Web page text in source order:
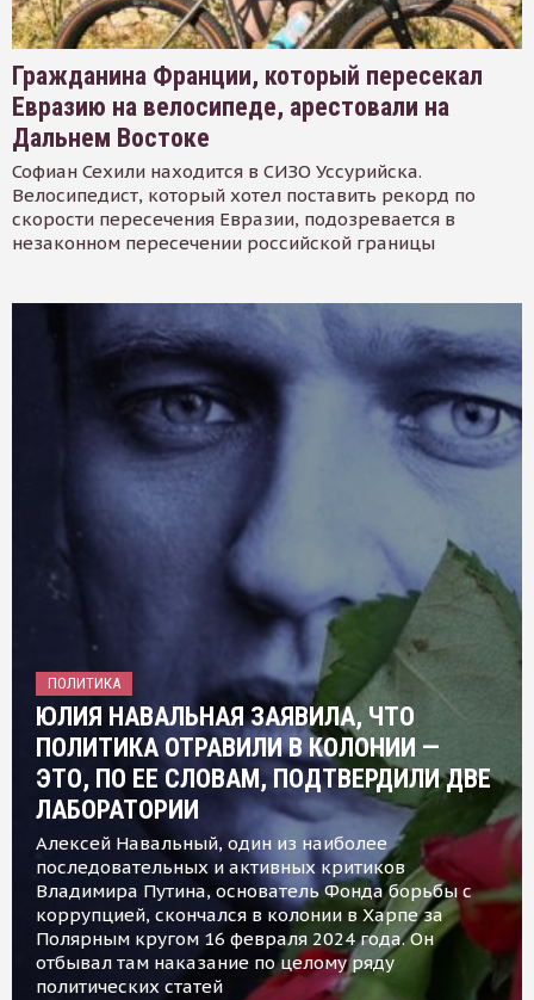
Гражданина Франции, который пересекал
Евразию на велосипеде, арестовали на
Дальнем Востоке
Софиан Сехили находится в СИЗО Уссурийска.
Велосипедист, который хотел поставить рекорд по
скорости пересечения Евразии, подозревается в
незаконном пересечении российской границы
ПОЛИТИКА
ЮЛИЯ НАВАЛЬНАЯ ЗАЯВИЛА, ЧТО
ПОЛИТИКА ОТРАВИЛИ В КОЛОНИИ —
ЭТО, ПО ЕЕ СЛОВАМ, ПОДТВЕРДИЛИ ДВЕ
ЛАБОРАТОРИИ
Алексей Навальный, один из наиболее
последовательных и активных критиков
Владимира Путина, основатель Фонда борьбы с
коррупцией, скончался в колонии в Харпе за
Полярным кругом 16 февраля 2024 года. Он
отбывал там наказание по целому ряду
политических статей